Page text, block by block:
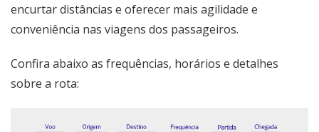
encurtar distâncias e oferecer mais agilidade e
conveniência nas viagens dos passageiros.
Confira abaixo as frequências, horários e detalhes
sobre a rota: